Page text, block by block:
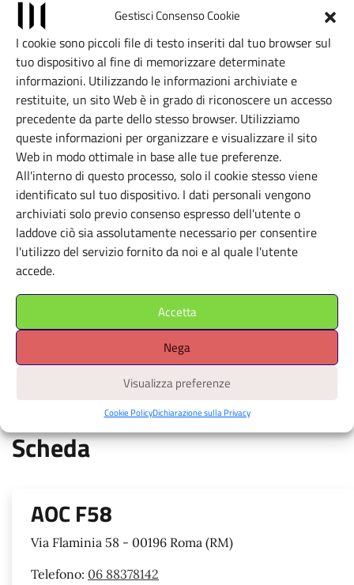
Gestisci Consenso Cookie
I cookie sono piccoli file di testo inseriti dal tuo browser sul
tuo dispositivo al fine di memorizzare determinate
informazioni. Utilizzando le informazioni archiviate e
restituite, un sito Web è in grado di riconoscere un accesso
precedente da parte dello stesso browser. Utilizziamo
queste informazioni per organizzare e visualizzare il sito
Web in modo ottimale in base alle tue preferenze.
All'interno di questo processo, solo il cookie stesso viene
identificato sul tuo dispositivo. I dati personali vengono
archiviati solo previo consenso espresso dell'utente o
laddove ciò sia assolutamente necessario per consentire
l'utilizzo del servizio fornito da noi e al quale l'utente
accede.
Accetta
Nega
Visualizza preferenze
Cookie PolicyDichiarazione sulla Privacy
Posizione
AOC F58
Via Flaminia 58 - 00196
Apri il navigatore
È richiesto il consenso alla
geolocalizzazione.
+
−
Leaflet|©OpenStreetMap contributors, Tiles style by CartoDB
tocca i marcatori colorati per i dettagli, muovi la mappa con due
dita, pinch per lo zoom, attiva la geolocalizzazione per avere la
Scheda
AOC F58
Via Flaminia 58 - 00196 Roma (RM)
Telefono: 06 88378142